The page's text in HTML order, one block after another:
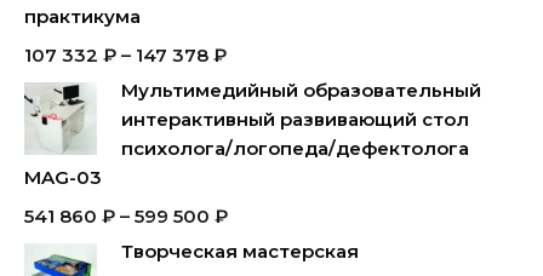
практикума
107 332 ₽ – 147 378 ₽
Мультимедийный образовательный
интерактивный развивающий стол
психолога/логопеда/дефектолога
MAG-03
541 860 ₽ – 599 500 ₽
Творческая мастерская